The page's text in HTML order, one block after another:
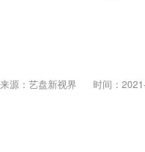
来源：艺盘新视界 时间：